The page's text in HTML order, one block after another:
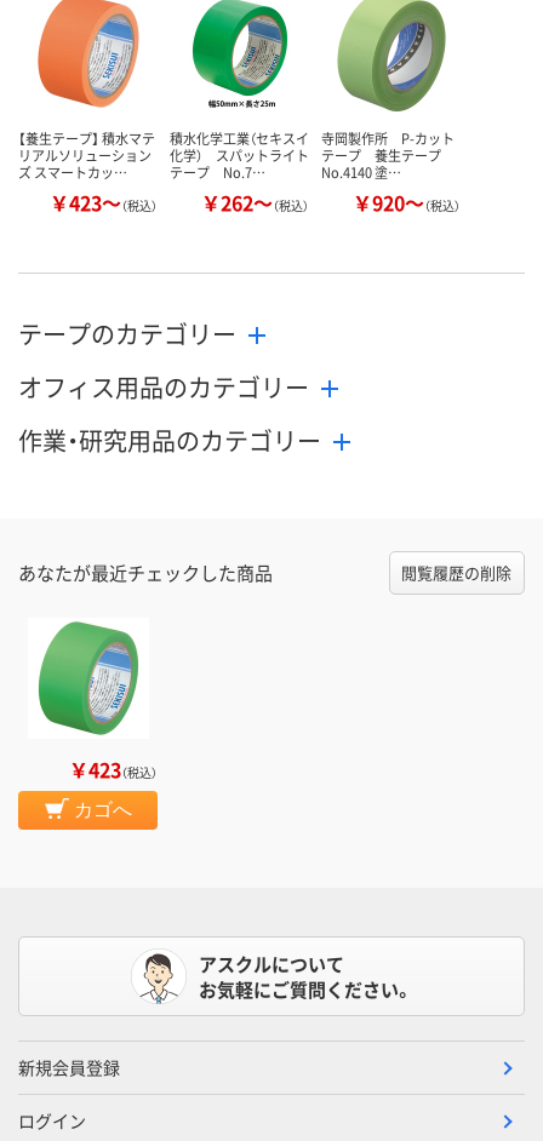
【養生テープ】 積水マテ
リアルソリューション
ズ スマートカッ…
￥423～（税込）
積水化学工業（セキスイ
化学） スパットライト
テープ No.7…
￥262～（税込）
寺岡製作所 P-カット
テープ 養生テープ
No.4140 塗…
￥920～（税込）
テープのカテゴリー
オフィス用品のカテゴリー
作業・研究用品のカテゴリー
あなたが最近チェックした商品 閲覧履歴の削除
￥423（税込）
カゴへ
アスクルについて
お気軽にご質問ください。
新規会員登録
ログイン